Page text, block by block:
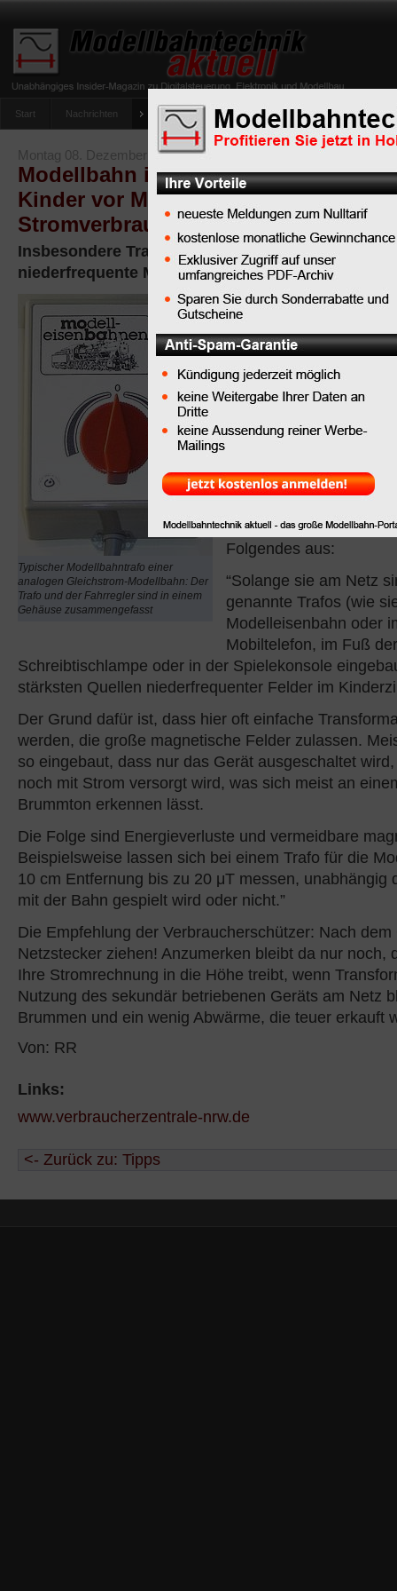
Start Nachrichten Tipps Newsletter Archiv Magazin
umfrage-viessmann-multiprotokoll-lichtdecoder
Montag 08. Dezember 2008
Modellbahn im Kinderzimmer:
Kinder vor Magnetfeldern und
Stromverbrauch
Insbesondere Trafos und Ladegeräte verursachen
niederfrequente Magnetfelder
Typischer Modellbahntrafo einer
analogen Gleichstrom-Modellbahn: Der
Trafo und der Fahrregler sind in einem
Gehäuse zusammengefasst
Unter dem Titel
- Umwelt- und
Gesundheitsschutz im
die
Westfalen einen
veröffentlicht.
Broschüre der
Folgendes aus:
“Solange sie am Netz
genannte Trafos (wie
Modelleisenbahn oder
Mobiltelefon, im Fuß
Schreibtischlampe oder in der Spielekonsole
stärksten Quellen niederfrequenter Felder im
Der Grund dafür ist, dass hier oft einfache
werden, die große magnetische Felder zulassen.
so eingebaut, dass nur das Gerät ausgeschaltet
noch mit Strom versorgt wird, was sich meist an
Brummton erkennen lässt.
Die Folge sind Energieverluste und vermeidbare
Beispielsweise lassen sich bei einem Trafo für die
10 cm Entfernung bis zu 20 μT messen, unabhängig
mit der Bahn gespielt wird oder nicht.”
Die Empfehlung der Verbraucherschützer: Nach dem
Netzstecker ziehen! Anzumerken bleibt da nur noch,
Ihre Stromrechnung in die Höhe treibt, wenn
Nutzung des sekundär betriebenen Geräts am Netz
Brummen und ein wenig Abwärme, die teuer erkauft
Von: RR
Links:
www.verbraucherzentrale-nrw.de
<- Zurück zu: Tipps